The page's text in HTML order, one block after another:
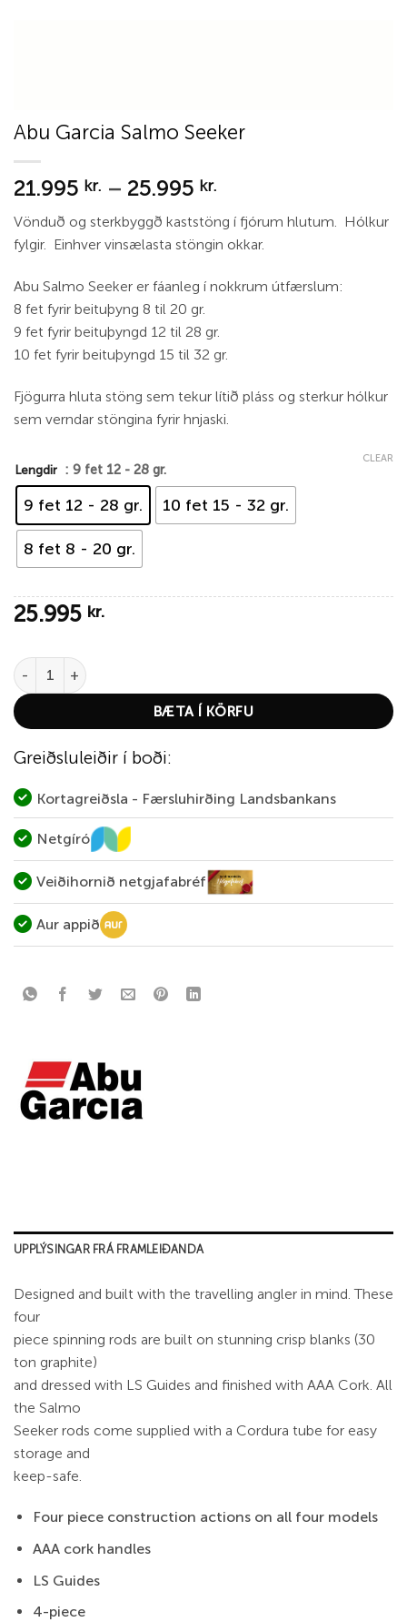
Abu Garcia Salmo Seeker
21.995 kr. – 25.995 kr.
21.995 kr.
through
25.995 kr.
Vönduð og sterkbyggð kaststöng í fjórum hlutum. Hólkur
fylgir. Einhver vinsælasta stöngin okkar.
Abu Salmo Seeker er fáanleg í nokkrum útfærslum:
8 fet fyrir beituþyng 8 til 20 gr.
9 fet fyrir beituþyngd 12 til 28 gr.
10 fet fyrir beituþyngd 15 til 32 gr.
Fjögurra hluta stöng sem tekur lítið pláss og sterkur hólkur
sem verndar stöngina fyrir hnjaski.
Lengdir : 9 fet 12 - 28 gr.
9 fet 12 - 28 gr. 10 fet 15 - 32 gr.
8 fet 8 - 20 gr.
CLEAR
25.995 kr.
Abu Garcia Salmo Seeker quantity
BÆTA Í KÖRFU
Greiðsluleiðir í boði:
Kortagreiðsla - Færsluhirðing Landsbankans
Netgíró
Veiðihornið netgjafabréf
Aur appið
UPPLÝSINGAR FRÁ FRAMLEIÐANDA
Designed and built with the travelling angler in mind. These
four
piece spinning rods are built on stunning crisp blanks (30
ton graphite)
and dressed with LS Guides and finished with AAA Cork. All
the Salmo
Seeker rods come supplied with a Cordura tube for easy
storage and
keep-safe.
Four piece construction actions on all four models
AAA cork handles
LS Guides
4-piece